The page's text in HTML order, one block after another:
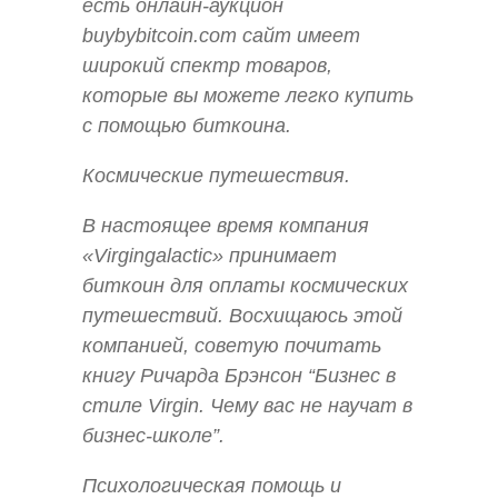
есть онлайн-аукцион
buybybitcoin.com сайт имеет
широкий спектр товаров,
которые вы можете легко купить
с помощью биткоина.
Космические путешествия.
В настоящее время компания
«Virgingalactic» принимает
биткоин для оплаты космических
путешествий. Восхищаюсь этой
компанией, советую почитать
книгу Ричарда Брэнсон “Бизнес в
стиле Virgin. Чему вас не научат в
бизнес-школе”.
Психологическая помощь и